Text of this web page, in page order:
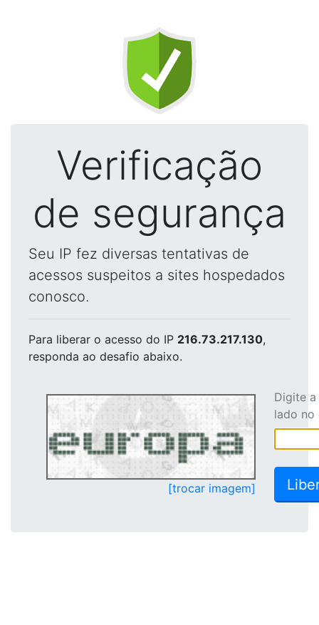
Verificação
de segurança
Seu IP fez diversas tentativas de
acessos suspeitos a sites hospedados
conosco.
Para liberar o acesso do IP 216.73.217.130,
responda ao desafio abaixo.
[trocar imagem]
Digite
lado no